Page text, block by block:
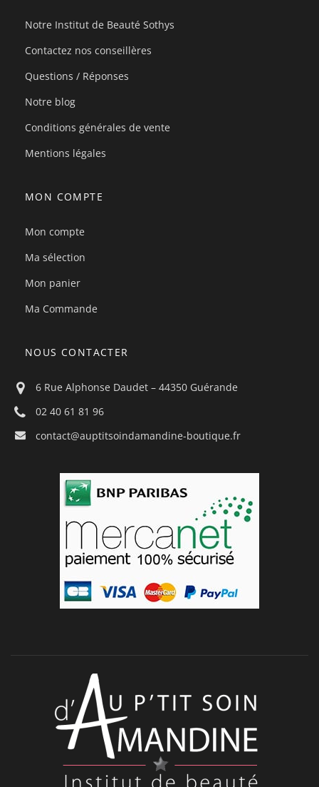
Notre Institut de Beauté Sothys
Contactez nos conseillères
Questions / Réponses
Notre blog
Conditions générales de vente
Mentions légales
MON COMPTE
Mon compte
Ma sélection
Mon panier
Ma Commande
NOUS CONTACTER
6 Rue Alphonse Daudet – 44350 Guérande
02 40 61 81 96
contact@auptitsoindamandine-boutique.fr